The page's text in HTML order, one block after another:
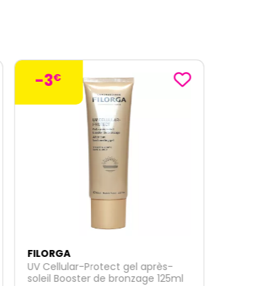
-3€
FILORGA
UV Cellular-Protect gel après-
soleil Booster de bronzage 125ml